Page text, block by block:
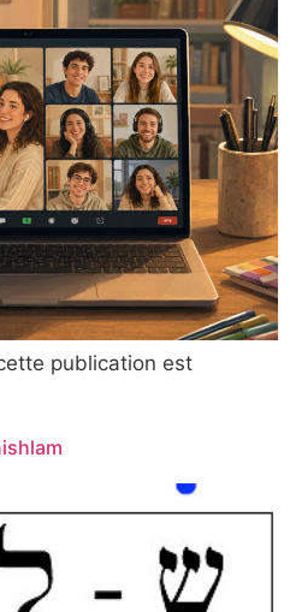
publication est